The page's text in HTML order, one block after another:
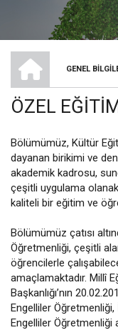
SAYFA
YOLU
GENEL
ÖZEL
Bölümümüz, Kültür
dayanan birikimi ve
akademik kadrosu,
çeşitli uygulama
kaliteli bir eğitim ve
Bölümümüz çatısı
Öğretmenliği, çeşitli
öğrencilerle
amaçlamaktadır. Millî
Başkanlığı’nın
Engelliler
Engelliler Öğretmenliği